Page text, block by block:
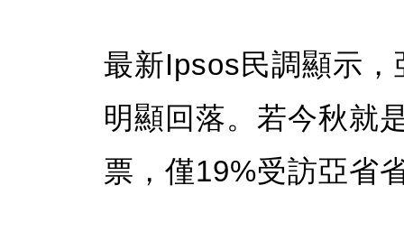
最新Ipsos民調顯示
明顯回落。若今秋就
票，僅19%受訪亞省